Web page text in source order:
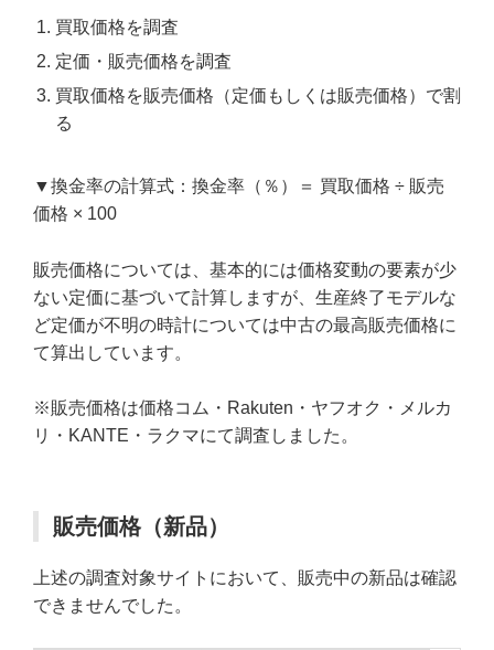
買取価格を調査
定価・販売価格を調査
買取価格を販売価格（定価もしくは販売価格）で割
る
▼換金率の計算式：換金率（％）＝ 買取価格 ÷ 販売
価格 × 100
販売価格については、基本的には価格変動の要素が少
ない定価に基づいて計算しますが、生産終了モデルな
ど定価が不明の時計については中古の最高販売価格に
て算出しています。
※販売価格は価格コム・Rakuten・ヤフオク・メルカ
リ・KANTE・ラクマにて調査しました。
販売価格（新品）
上述の調査対象サイトにおいて、販売中の新品は確認
できませんでした。